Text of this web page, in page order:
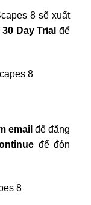
8 sẽ xuất
30 Day Trialđể
email để đăng
để đón